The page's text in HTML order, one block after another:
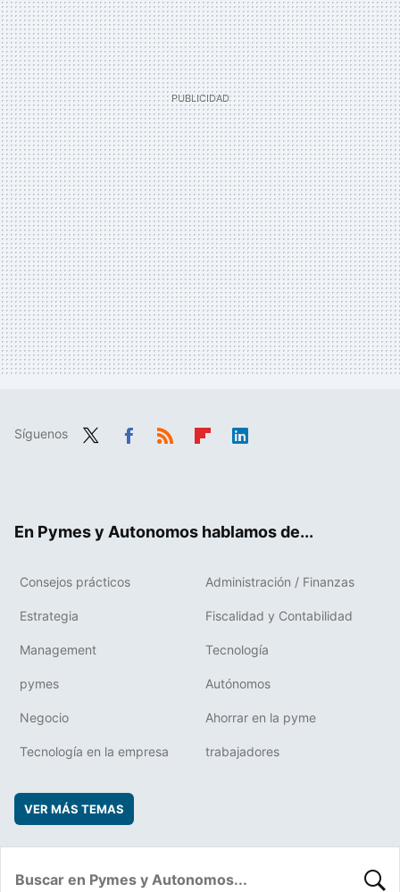
Síguenos
En Pymes y Autonomos hablamos de...
Consejos prácticos Administración / Finanzas
Estrategia Fiscalidad y Contabilidad
Management Tecnología
pymes Autónomos
Negocio Ahorrar en la pyme
Tecnología en la empresa trabajadores
VER MÁS TEMAS